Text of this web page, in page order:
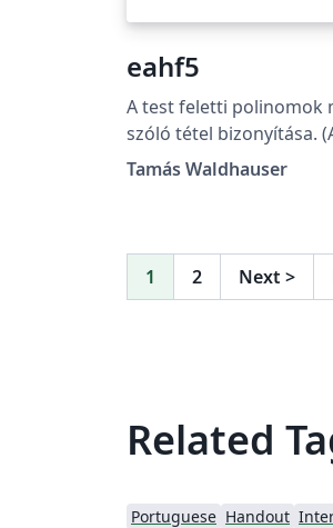
eahf5
A test feletti polinomok
szóló tétel bizonyítása.
alapszak Algebra és
Tamás Waldhauser
1 2 Next >
Related
Portuguese Handout